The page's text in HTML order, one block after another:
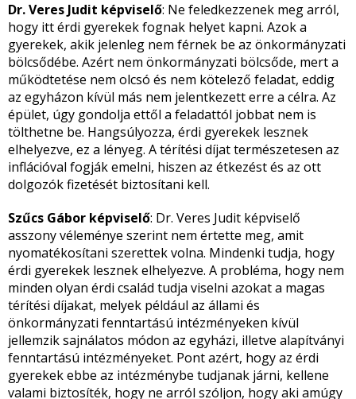
Dr. Veres Judit képviselő: Ne feledkezzenek meg arról,
hogy itt érdi gyerekek fognak helyet kapni. Azok a
gyerekek, akik jelenleg nem férnek be az önkormányzati
bölcsődébe. Azért nem önkormányzati bölcsőde, mert a
működtetése nem olcsó és nem kötelező feladat, eddig
az egyházon kívül más nem jelentkezett erre a célra. Az
épület, úgy gondolja ettől a feladattól jobbat nem is
tölthetne be. Hangsúlyozza, érdi gyerekek lesznek
elhelyezve, ez a lényeg. A térítési díjat természetesen az
inflációval fogják emelni, hiszen az étkezést és az ott
dolgozók fizetését biztosítani kell.
Szűcs Gábor képviselő: Dr. Veres Judit képviselő
asszony véleménye szerint nem értette meg, amit
nyomatékosítani szerettek volna. Mindenki tudja, hogy
érdi gyerekek lesznek elhelyezve. A probléma, hogy nem
minden olyan érdi család tudja viselni azokat a magas
térítési díjakat, melyek például az állami és
önkormányzati fenntartású intézményeken kívül
jellemzik sajnálatos módon az egyházi, illetve alapítványi
fenntartású intézményeket. Pont azért, hogy az érdi
gyerekek ebbe az intézménybe tudjanak járni, kellene
valami biztosíték, hogy ne arról szóljon, hogy aki amúgy